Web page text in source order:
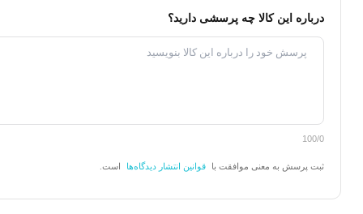
درباره این کالا چه پرسشی دارید؟
100/0
ثبت پرسش به معنی موافقت با قوانین انتشار دیدگاه‌ها است.